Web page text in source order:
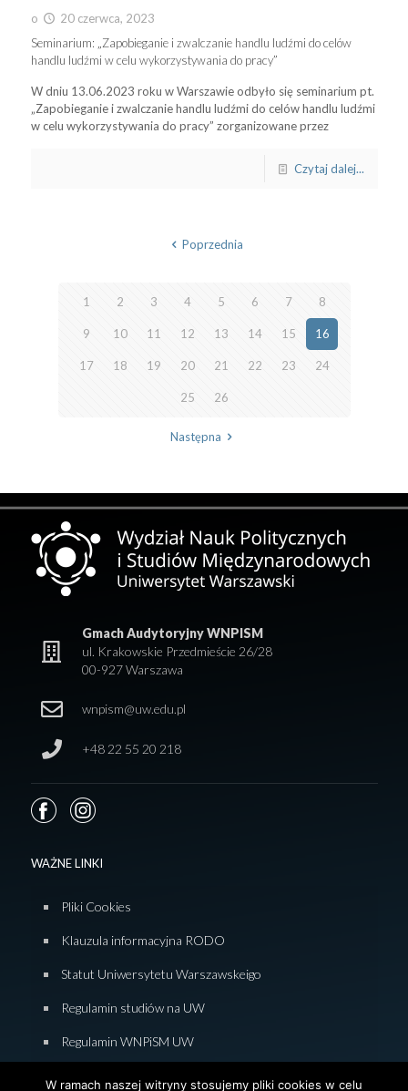
o
20 czerwca, 2023
Seminarium: „Zapobieganie i zwalczanie handlu ludźmi do celów
handlu ludźmi w celu wykorzystywania do pracy”
W dniu 13.06.2023 roku w Warszawie odbyło się seminarium pt.
„Zapobieganie i zwalczanie handlu ludźmi do celów handlu ludźmi
w celu wykorzystywania do pracy” zorganizowane przez
Czytaj dalej...
Poprzednia
1 2 3 4 5 6 7 8
9 10 11 12 13 14 15 16
17 18 19 20 21 22 23 24
25 26
Następna
Gmach Audytoryjny WNPISM
ul. Krakowskie Przedmieście 26/28
00-927 Warszawa
wnpism@uw.edu.pl
+48 22 55 20 218
WAŻNE LINKI
Pliki Cookies
Klauzula informacyjna RODO
Statut Uniwersytetu Warszawskeigo
Regulamin studiów na UW
Regulamin WNPiSM UW
W ramach naszej witryny stosujemy pliki cookies w celu